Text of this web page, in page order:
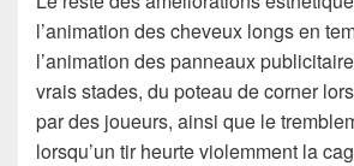
l’animation des cheveux longs en
l’animation des panneaux
vrais stades, du poteau de corner
par des joueurs, ainsi que le
lorsqu’un tir heurte violemment la